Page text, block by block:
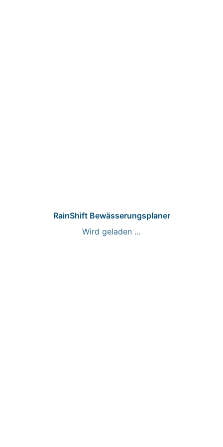
RainShift Bewässerungsplaner
Wird geladen …